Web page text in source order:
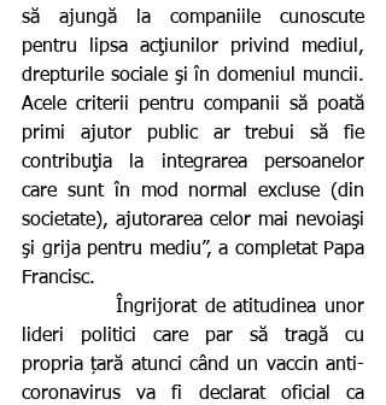
să ajungă la companiile cunoscute
pentru lipsa acţiunilor privind mediul,
drepturile sociale şi în domeniul muncii.
Acele criterii pentru companii să poată
primi ajutor public ar trebui să fie
contribuţia la integrarea persoanelor
care sunt în mod normal excluse (din
societate), ajutorarea celor mai nevoiaşi
şi grija pentru mediu”, a completat Papa
Francisc.
            Îngrijorat de atitudinea unor
lideri politici care par să tragă cu
propria țară atunci când un vaccin anti-
coronavirus va fi declarat oficial ca